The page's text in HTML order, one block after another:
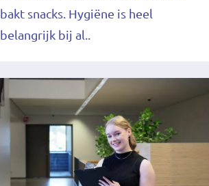
bakt snacks. Hygiëne is heel
belangrijk bij al..